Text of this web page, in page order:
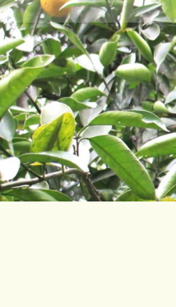
コ
ン
テ
ン
ツ
へ
ス
キ
ッ
プ